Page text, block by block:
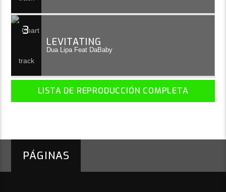
3
LEVITATING
Dua Lipa Feat DaBaby
LISTA DE REPRODUCCIÓN COMPLETA
PÁGINAS